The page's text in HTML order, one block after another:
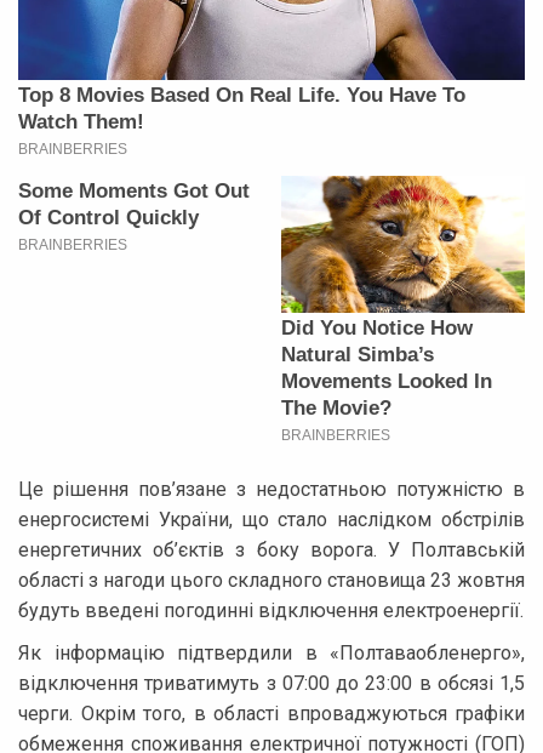
Це рішення пов’язане з недостатньою потужністю в
енергосистемі України, що стало наслідком обстрілів
енергетичних об’єктів з боку ворога. У Полтавській
області з нагоди цього складного становища 23 жовтня
будуть введені погодинні відключення електроенергії.
Як інформацію підтвердили в «Полтаваобленерго»,
відключення триватимуть з 07:00 до 23:00 в обсязі 1,5
черги. Окрім того, в області впроваджуються графіки
обмеження споживання електричної потужності (ГОП)